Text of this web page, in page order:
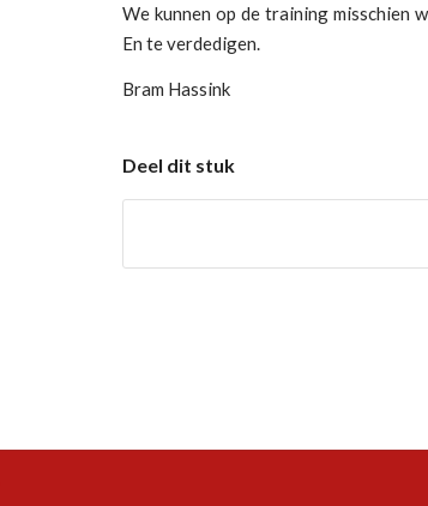
We kunnen op de training misschien
En te verdedigen.
Bram Hassink
Deel dit stuk